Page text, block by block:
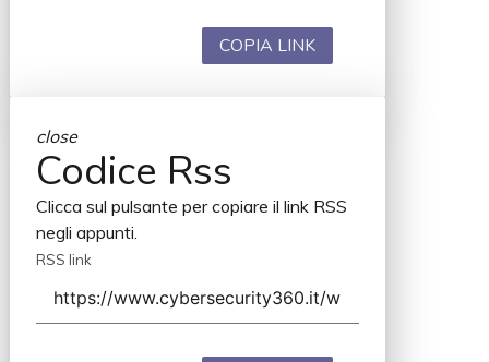
COPIA LINK
close
Codice Rss
Clicca sul pulsante per copiare il link RSS
negli appunti.
RSS link